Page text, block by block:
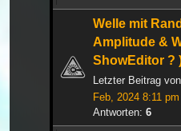
Welle mit
Amplitude &
ShowEditor ?
Letzter Beitrag von
Feb, 2024 8:11 pm
Antworten: 6